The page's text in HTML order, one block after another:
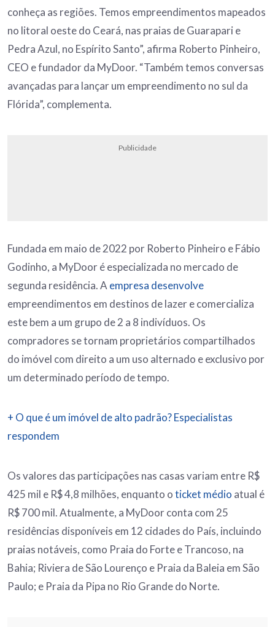
conheça as regiões. Temos empreendimentos mapeados
no litoral oeste do Ceará, nas praias de Guarapari e
Pedra Azul, no Espírito Santo”, afirma Roberto Pinheiro,
CEO e fundador da MyDoor. “Também temos conversas
avançadas para lançar um empreendimento no sul da
Flórida”, complementa.
Publicidade
Fundada em maio de 2022 por Roberto Pinheiro e Fábio
Godinho, a MyDoor é especializada no mercado de
segunda residência. A empresa desenvolve
empreendimentos em destinos de lazer e comercializa
este bem a um grupo de 2 a 8 indivíduos. Os
compradores se tornam proprietários compartilhados
do imóvel com direito a um uso alternado e exclusivo por
um determinado período de tempo.
+ O que é um imóvel de alto padrão? Especialistas
respondem
Os valores das participações nas casas variam entre R$
425 mil e R$ 4,8 milhões, enquanto oticket médio atual é
R$ 700 mil. Atualmente, a MyDoor conta com 25
residências disponíveis em 12 cidades do País, incluindo
praias notáveis, como Praia do Forte e Trancoso, na
Bahia; Riviera de São Lourenço e Praia da Baleia em São
Paulo; e Praia da Pipa no Rio Grande do Norte.